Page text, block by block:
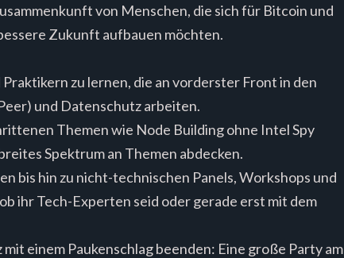
von Menschen, die sich für Bitcoin und
Zukunft aufbauen möchten.
zu lernen, die an vorderster Front in den
und Datenschutz arbeiten.
Themen wie Node Building ohne Intel Spy
Spektrum an Themen abdecken.
bis hin zu nicht-technischen Panels, Workshops und
ihr Tech-Experten seid oder gerade erst mit dem
einem Paukenschlag beenden: Eine große Party am